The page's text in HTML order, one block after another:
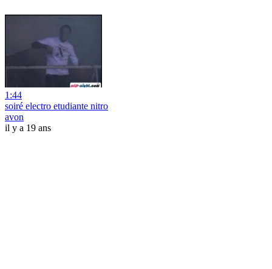
1:44
soiré electro etudiante nitro
avon
il y a 19 ans